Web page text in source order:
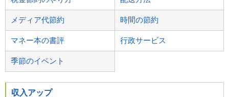
メディア代節約 時間の節約
マネー本の書評 行政サービス
季節のイベント
収入アップ